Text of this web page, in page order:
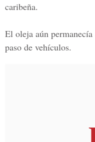
caribeña.
El oleja aún
paso de vehículos.